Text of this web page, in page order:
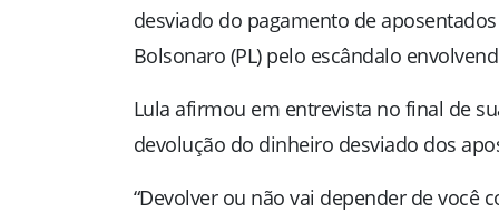
desviado do pagamento de
Bolsonaro (PL) pelo escândalo
Lula afirmou em entrevista no final de
devolução do dinheiro desviado dos
“Devolver ou não vai depender de você